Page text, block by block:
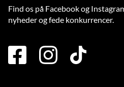
Find os på Facebook og
nyheder og fede konkurrencer.
facebook
square
instagramtiktok